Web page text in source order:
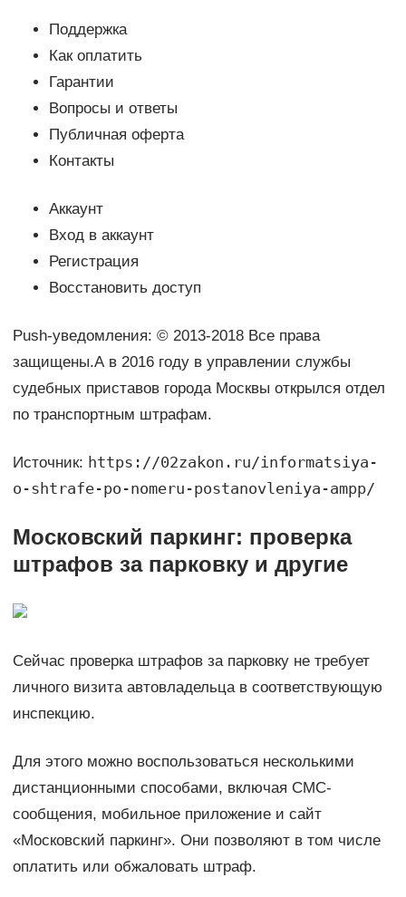
Поддержка
Как оплатить
Гарантии
Вопросы и ответы
Публичная оферта
Контакты
Аккаунт
Вход в аккаунт
Регистрация
Восстановить доступ
Push-уведомления: © 2013-2018 Все права
защищены.А в 2016 году в управлении службы
судебных приставов города Москвы открылся отдел
по транспортным штрафам.
Источник: https://02zakon.ru/informatsiya-
o-shtrafe-po-nomeru-postanovleniya-ampp/
Московский паркинг: проверка
штрафов за парковку и другие
Сейчас проверка штрафов за парковку не требует
личного визита автовладельца в соответствующую
инспекцию.
Для этого можно воспользоваться несколькими
дистанционными способами, включая СМС-
сообщения, мобильное приложение и сайт
«Московский паркинг». Они позволяют в том числе
оплатить или обжаловать штраф.